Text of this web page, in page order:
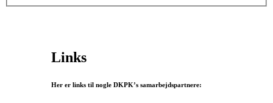
Links
Her er links til nogle DKPK’s samarbejdspartnere: